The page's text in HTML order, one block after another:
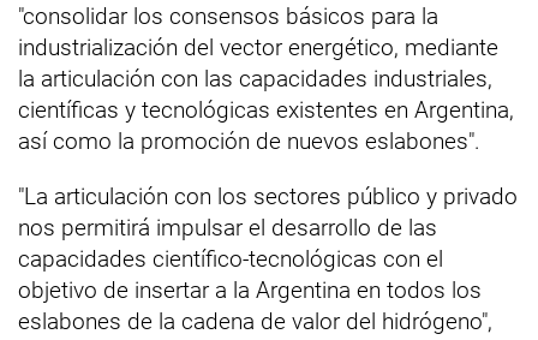
"consolidar los consensos básicos para la
industrialización del vector energético, mediante
la articulación con las capacidades industriales,
científicas y tecnológicas existentes en Argentina,
así como la promoción de nuevos eslabones".
"La articulación con los sectores público y privado
nos permitirá impulsar el desarrollo de las
capacidades científico-tecnológicas con el
objetivo de insertar a la Argentina en todos los
eslabones de la cadena de valor del hidrógeno",